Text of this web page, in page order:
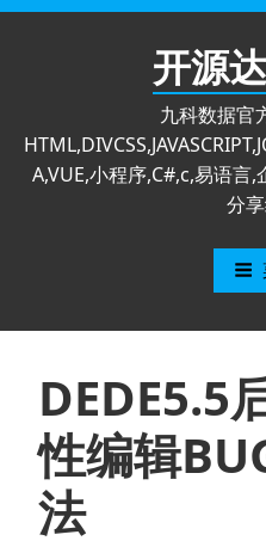
跳
开源
九科数据官
A,VUE,小程序,C#,c,易语言
分
DEDE5.5
性编辑
法